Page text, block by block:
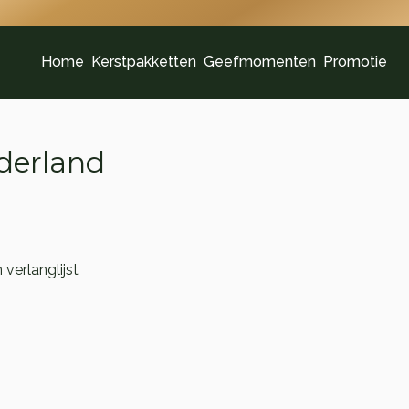
Home Kerstpakketten Geefmomenten Promotie
verlanglijst